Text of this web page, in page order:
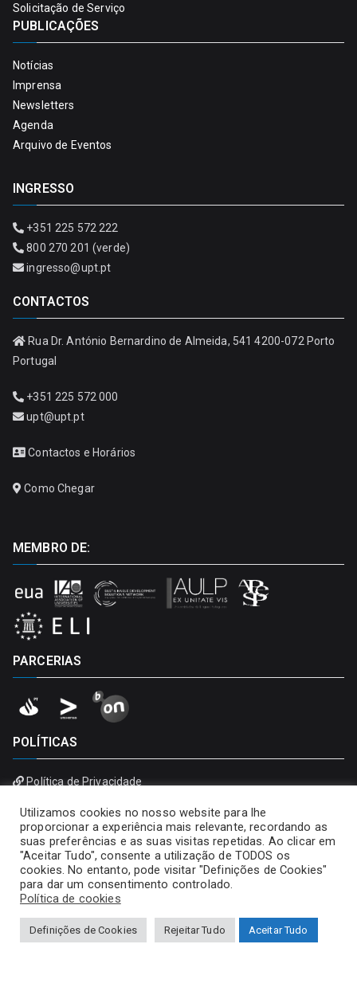
Solicitação de Serviço
PUBLICAÇÕES
Notícias
Imprensa
Newsletters
Agenda
Arquivo de Eventos
INGRESSO
+351 225 572 222
800 270 201 (verde)
ingresso@upt.pt
CONTACTOS
Rua Dr. António Bernardino de Almeida, 541 4200-072 Porto
Portugal
+351 225 572 000
upt@upt.pt
Contactos e Horários
Como Chegar
MEMBRO DE:
PARCERIAS
POLÍTICAS
Política de Privacidade
Utilizamos cookies no nosso website para lhe
proporcionar a experiência mais relevante, recordando as
suas preferências e as suas visitas repetidas. Ao clicar em
"Aceitar Tudo", consente a utilização de TODOS os
cookies. No entanto, pode visitar "Definições de Cookies"
para dar um consentimento controlado.
Política de cookies
Definições de Cookies Rejeitar Tudo Aceitar Tudo